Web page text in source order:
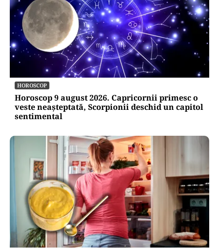
HOROSCOP
Horoscop 9 august 2026. Capricornii primesc o
veste neașteptată, Scorpionii deschid un capitol
sentimental